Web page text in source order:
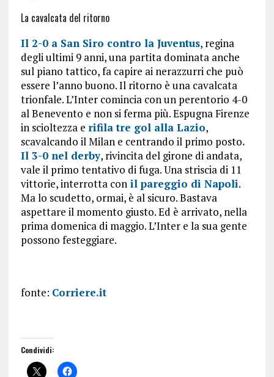
La cavalcata del ritorno
Il 2-0 a San Siro contro la Juventus, regina
degli ultimi 9 anni, una partita dominata anche
sul piano tattico, fa capire ai nerazzurri che può
essere l’anno buono. Il ritorno è una cavalcata
trionfale. L’Inter comincia con un perentorio 4-0
al Benevento e non si ferma più. Espugna Firenze
in scioltezza e rifila tre gol alla Lazio,
scavalcando il Milan e centrando il primo posto.
Il 3-0 nel derby, rivincita del girone di andata,
vale il primo tentativo di fuga. Una striscia di 11
vittorie, interrotta con il pareggio di Napoli.
Ma lo scudetto, ormai, è al sicuro. Bastava
aspettare il momento giusto. Ed è arrivato, nella
prima domenica di maggio. L’Inter e la sua gente
possono festeggiare.
fonte: Corriere.it
Condividi: